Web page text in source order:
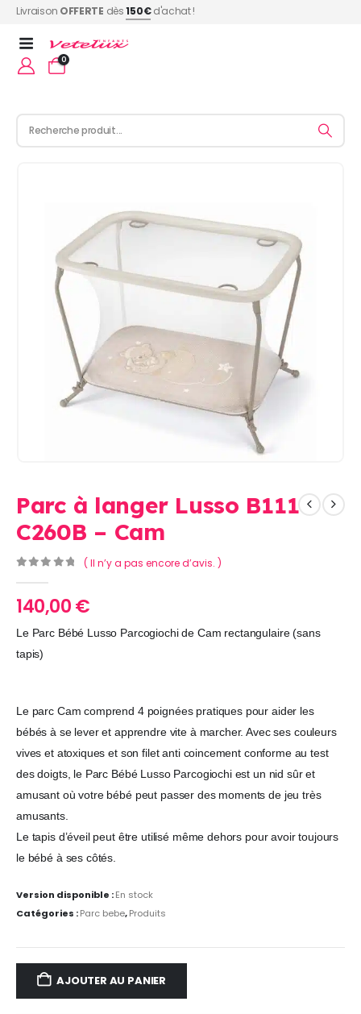
Livraison OFFERTE dès150€d'achat !
0
Parc à langer Lusso B111
C260B – Cam
( Il n’y a pas encore d’avis. )
140,00€
Le Parc Bébé Lusso Parcogiochi de Cam rectangulaire (sans
tapis)
Le parc Cam comprend 4 poignées pratiques pour aider les
bébés à se lever et apprendre vite à marcher. Avec ses couleurs
vives et atoxiques et son filet anti coincement conforme au test
des doigts, le Parc Bébé Lusso Parcogiochi est un nid sûr et
amusant où votre bébé peut passer des moments de jeu très
amusants.
Le tapis d’éveil peut être utilisé même dehors pour avoir toujours
le bébé à ses côtés.
Version disponible :En stock
Catégories :Parc bebe,Produits
AJOUTER AU PANIER